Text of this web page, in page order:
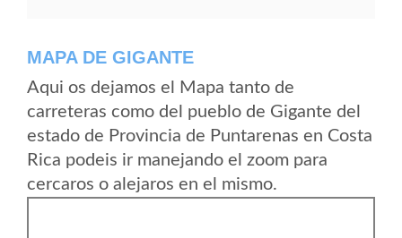
MAPA DE GIGANTE
Aqui os dejamos el Mapa tanto de
carreteras como del pueblo de Gigante del
estado de Provincia de Puntarenas en Costa
Rica podeis ir manejando el zoom para
cercaros o alejaros en el mismo.